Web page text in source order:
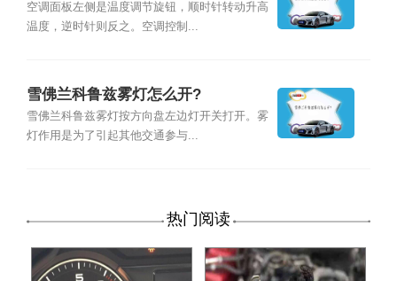
空调面板左侧是温度调节旋钮，顺时针转动升高
温度，逆时针则反之。空调控制...
雪佛兰科鲁兹雾灯怎么开?
雪佛兰科鲁兹雾灯按方向盘左边灯开关打开。雾
灯作用是为了引起其他交通参与...
热门阅读